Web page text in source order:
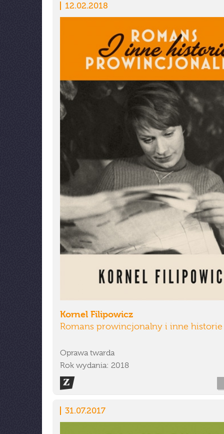
12.02.2018
Kornel Filipowicz
Romans prowincjonalny i inne historie
Oprawa twarda
Rok wydania: 2018
31.07.2017